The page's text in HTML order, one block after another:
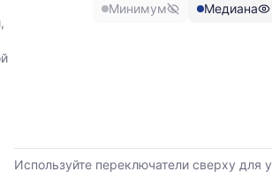
максимальной
последние
6
Минимум Медиана
Используйте переключатели сверху для